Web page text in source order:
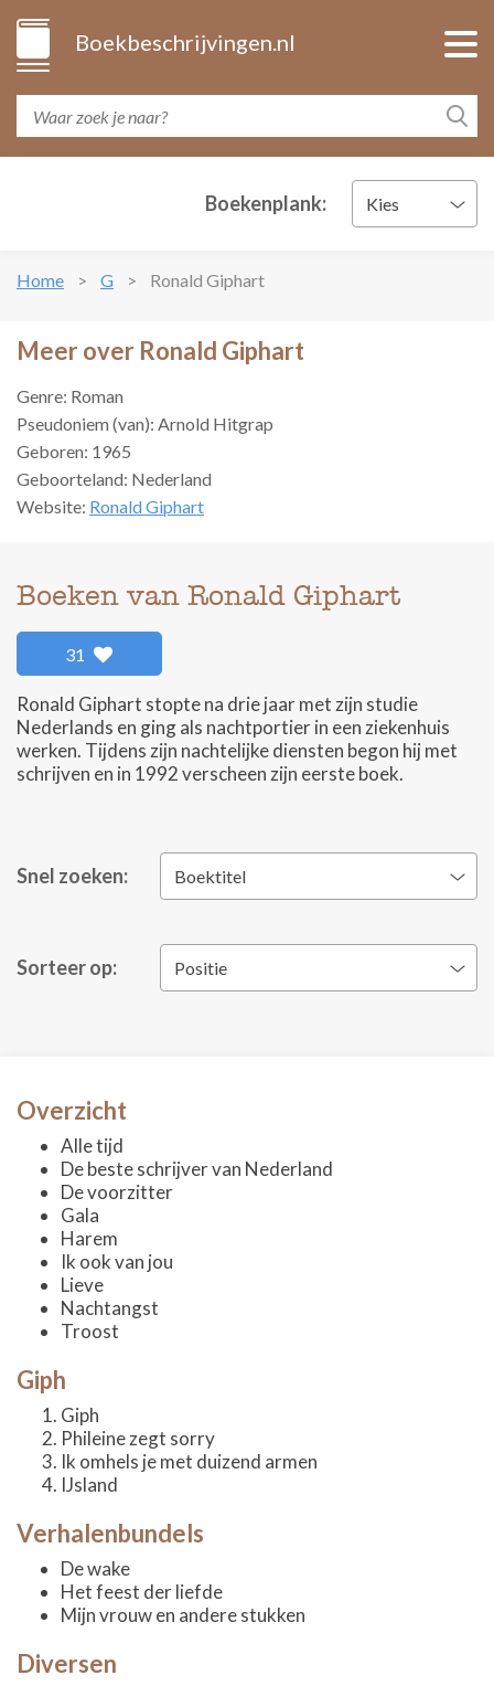
Boekbeschrijvingen.nl
Boekenplank: Kies
Home G Ronald Giphart
Meer over Ronald Giphart
Genre: Roman
Pseudoniem (van): Arnold Hitgrap
Geboren: 1965
Geboorteland: Nederland
Website: Ronald Giphart
Boeken van Ronald Giphart
31
Ronald Giphart stopte na drie jaar met zijn studie
Nederlands en ging als nachtportier in een ziekenhuis
werken. Tijdens zijn nachtelijke diensten begon hij met
schrijven en in 1992 verscheen zijn eerste boek.
Snel zoeken: Boektitel
Sorteer op: Positie
Overzicht
Alle tijd
De beste schrijver van Nederland
De voorzitter
Gala
Harem
Ik ook van jou
Lieve
Nachtangst
Troost
Giph
Giph
Phileine zegt sorry
Ik omhels je met duizend armen
IJsland
Verhalenbundels
De wake
Het feest der liefde
Mijn vrouw en andere stukken
Diversen